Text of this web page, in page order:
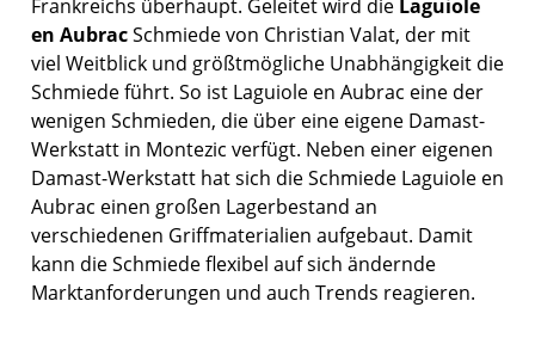
Frankreichs überhaupt. Geleitet wird die Laguiole
en AubracSchmiede von Christian Valat, der mit
viel Weitblick und größtmögliche Unabhängigkeit die
Schmiede führt. So ist Laguiole en Aubrac eine der
wenigen Schmieden, die über eine eigene Damast-
Werkstatt in Montezic verfügt. Neben einer eigenen
Damast-Werkstatt hat sich die Schmiede Laguiole en
Aubrac einen großen Lagerbestand an
verschiedenen Griffmaterialien aufgebaut. Damit
kann die Schmiede flexibel auf sich ändernde
Marktanforderungen und auch Trends reagieren.